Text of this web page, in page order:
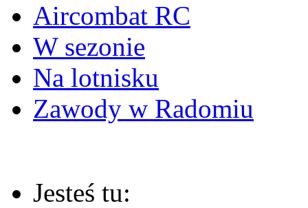
Aircombat RC
W sezonie
Na lotnisku
Zawody w Radomiu
Jesteś tu: